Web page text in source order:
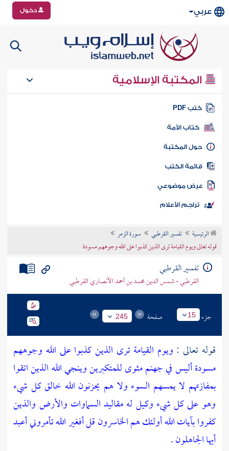
عربي دخول
المكتبة الإسلامية
كتب PDF
كتاب الأمة
المكتبة
الكتب
موضوعي
تراجم الأعلام
الرئيسية تفسير القرطبي
سورة الزمر
قوله تعالى ويوم القيامة ترى الذين كذبوا على الله وجوههم مسودة
تفسير القرطبي
القرطبي - شمس الدين محمد بن أحمد الأنصاري القرطبي
جزء 15 صفحة 245
قوله تعالى : ويوم القيامة ترى الذين كذبوا على الله وجوههم
مسودة أليس في جهنم مثوى للمتكبرينوينجي الله الذين اتقوا
بمفازتهم لا يمسهم السوء ولا هم يحزنون الله خالق كل شيء
وهو على كل شيء وكيل له مقاليد السماوات والأرض والذين
كفروا بآيات الله أولئك هم الخاسرونقل أفغير الله تأمروني أعبد
أيها الجاهلون.